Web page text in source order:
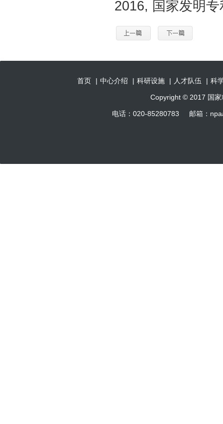
2016, 国家发明
首页 | 中心介绍 | 科研设施 | 人才队伍 | 科
Copyright © 2017 国
电话：020-85280783 邮箱：